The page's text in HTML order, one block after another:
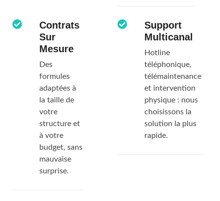
Contrats
Sur
Mesure
Des
formules
adaptées à
la taille de
votre
structure et
à votre
budget, sans
mauvaise
Support
Multicanal
Hotline
téléphonique,
télémaintenance
et intervention
physique : nous
choisissons la
solution la plus